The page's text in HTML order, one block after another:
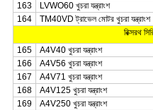
163
LVWO60 খুচরা যন্ত্রাংশ
164
TM40VD ট্রাভেল মোটর খুচরা যন্ত্রাংশ
রিক্সরথ
165
A4V40 খুচরা যন্ত্রাংশ
166
A4V56 খুচরা যন্ত্রাংশ
167
A4V71 খুচরা যন্ত্রাংশ
168
A4V125 খুচরা যন্ত্রাংশ
169
A4V250 খুচরা যন্ত্রাংশ